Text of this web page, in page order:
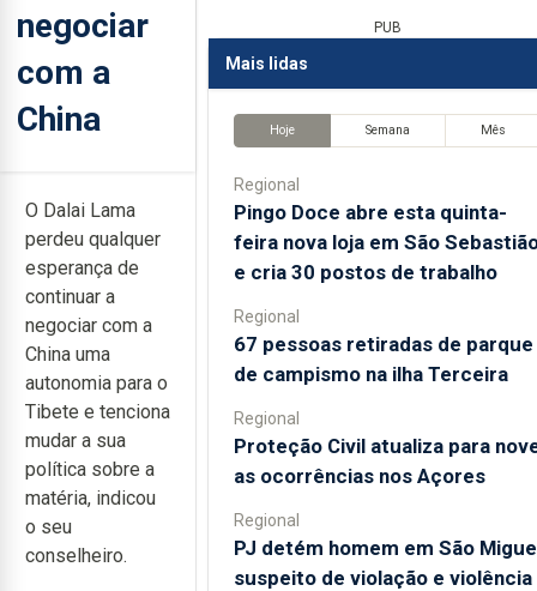
negociar
com a
China
O Dalai Lama
perdeu qualquer
esperança de
continuar a
negociar com a
China uma
autonomia para o
Tibete e tenciona
mudar a sua
política sobre a
matéria, indicou
o seu
conselheiro.
PUB
Mais lidas
Hoje Semana Mês
Regional
Pingo Doce abre esta quinta-
feira nova loja em São
e cria 30 postos de trabalho
Regional
67 pessoas retiradas de parque
de campismo na ilha Terceira
Regional
Proteção Civil atualiza para
as ocorrências nos Açores
Regional
PJ detém homem em São
suspeito de violação e violência